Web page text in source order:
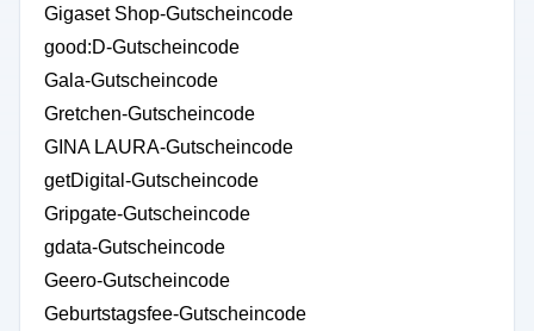
Gigaset Shop-Gutscheincode
good:D-Gutscheincode
Gala-Gutscheincode
Gretchen-Gutscheincode
GINA LAURA-Gutscheincode
getDigital-Gutscheincode
Gripgate-Gutscheincode
gdata-Gutscheincode
Geero-Gutscheincode
Geburtstagsfee-Gutscheincode